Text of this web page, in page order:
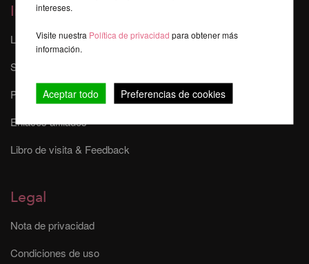
Información
Las tarifas de envío
Sitemap
Plazo de entrega
Enlaces afiliados
Libro de visita & Feedback
Legal
Nota de privacidad
Condiciones de uso
intereses.
Visite nuestra Política de privacidadpara obtener más
información.
Aceptar todo Preferencias de cookies